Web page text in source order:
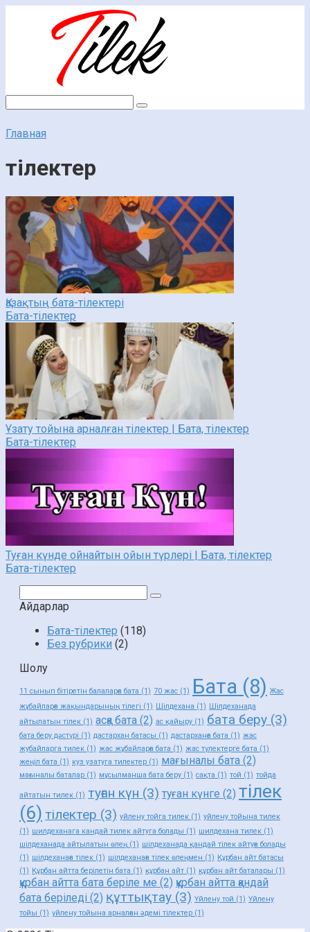
Главная
тілектер
Қазақтың бата-тілектері
Бата-тілектер
Ұзату тойына арналған тілектер | Бата, тілектер
Бата-тілектер
Туған күнде ойнайтын ойын түрлері | Бата, тілектер
Бата-тілектер
Айдарлар
Бата-тілектер (118)
Без рубрики (2)
Шолу
11 сынып бітіретін балаларға бата (1) 70 жас (1) Бата (8) Жас
жұбайларға жақындарының тілегі (1) Шілдехана (1) Шілдеханада
айтылатын тілек (1) асқа бата (2) ас қайыру (1) бата беру (3)
бата беру дәстүрі (1) дастархан батасы (1) дастарханға бата (1) жас
жубайларга тилек (1) жас жұбайларға бата (1) жас түлектерге бата (1)
жеңіл бата (1) куз узатуга тилектер (1) мағыналы бата (2)
мағыналы баталар (1) мұсылманша бата беру (1) сақта (1) той (1) тойда
айтатын тилек (1) туған күн (3) туған күнге (2) тілек
(6) тілектер (3) уйлену тойга тилек (1) уйлену тойына тилек
(1) шилдеханага кандай тилек айтуга болады (1) шилдехана тилек (1)
шілдеханада айтылатын өлең (1) шілдеханада қандай тілек айтуға болады
(1) шілдеханаға тілек (1) шілдеханаға тілек өлеңмен (1) Құрбан айт батасы
(1) Құрбан айтта берілетін бата (1) құрбан айт (1) құрбан айт баталары (1)
құрбан айтта бата беріле ме (2) құрбан айтта қандай
бата беріледі (2) құттықтау (3) Үйлену той (1) Үйлену
тойы (1) үйлену тойына арналған әдемі тілектер (1)